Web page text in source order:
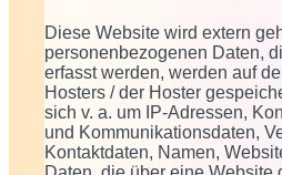
Diese Website wird extern
personenbezogenen Daten,
erfasst werden, werden auf
Hosters / der Hoster
sich v. a. um IP-Adressen,
und Kommunikationsdaten,
Kontaktdaten, Namen,